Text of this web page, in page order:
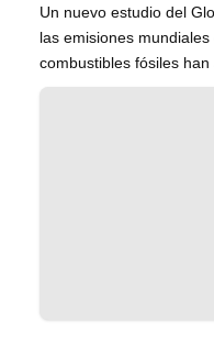
Un nuevo estudio del
las emisiones
combustibles fósiles